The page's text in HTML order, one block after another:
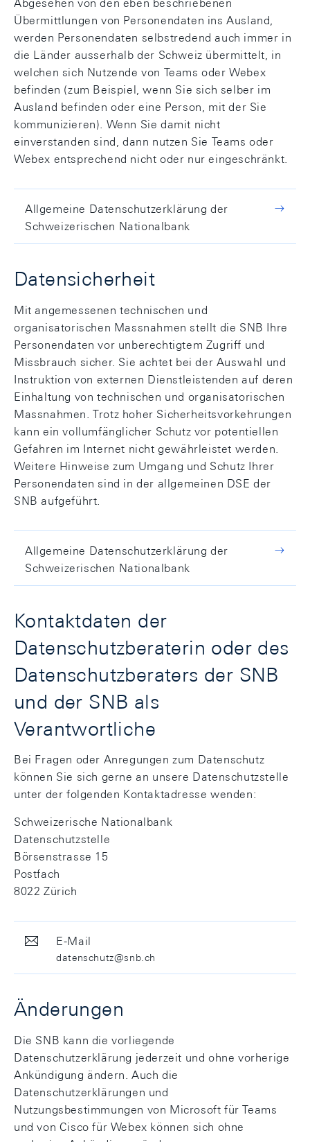
Abgesehen von den eben beschriebenen
Übermittlungen von Personendaten ins Ausland,
werden Personendaten selbstredend auch immer in
die Länder ausserhalb der Schweiz übermittelt, in
welchen sich Nutzende von Teams oder Webex
befinden (zum Beispiel, wenn Sie sich selber im
Ausland befinden oder eine Person, mit der Sie
kommunizieren). Wenn Sie damit nicht
einverstanden sind, dann nutzen Sie Teams oder
Webex entsprechend nicht oder nur eingeschränkt.
Allgemeine Datenschutzerklärung der
Schweizerischen Nationalbank
Datensicherheit
Mit angemessenen technischen und
organisatorischen Massnahmen stellt die SNB Ihre
Personendaten vor unberechtigtem Zugriff und
Missbrauch sicher. Sie achtet bei der Auswahl und
Instruktion von externen Dienstleistenden auf deren
Einhaltung von technischen und organisatorischen
Massnahmen. Trotz hoher Sicherheitsvorkehrungen
kann ein vollumfänglicher Schutz vor potentiellen
Gefahren im Internet nicht gewährleistet werden.
Weitere Hinweise zum Umgang und Schutz Ihrer
Personendaten sind in der allgemeinen DSE der
SNB aufgeführt.
Allgemeine Datenschutzerklärung der
Schweizerischen Nationalbank
Kontaktdaten der
Datenschutzberaterin oder des
Datenschutzberaters der SNB
und der SNB als
Verantwortliche
Bei Fragen oder Anregungen zum Datenschutz
können Sie sich gerne an unsere Datenschutzstelle
unter der folgenden Kontaktadresse wenden:
Schweizerische Nationalbank
Datenschutzstelle
Börsenstrasse 15
Postfach
8022 Zürich
E-Mail
datenschutz@snb.ch
Änderungen
Die SNB kann die vorliegende
Datenschutzerklärung jederzeit und ohne vorherige
Ankündigung ändern. Auch die
Datenschutzerklärungen und
Nutzungsbestimmungen von Microsoft für Teams
und von Cisco für Webex können sich ohne